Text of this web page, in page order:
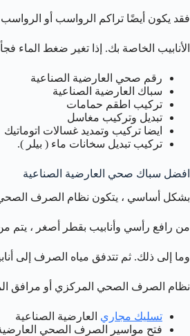
فقد يكون أيضًا تراكم الرواسب أو
الأنابيب الخاصة بك. إذا تغير ضغط
رقم صحي العارضية الصناعية
سباك العارضية الصناعية
تركيب اطقم حمامات
تبديل وتركيب مغاسل
ايضا تركيب وتمديد غسالات اتوماتيك
تركيب تبديل سخانات ماء ( بيلر ).
افضل سباك صحي العارضية الصناعية
بشكل أساسي ، يتكون نظام الصرف
من رافع رأسي وأنابيب بقطر أصغر ، يتم
وما إلى ذلك. ثم تتدفق مياه الصرف إلى
نظام الصرف الصحي المركزي أو مرافق
تسليك مجاري العارضية الصناعية
فتح مواسير الصرف الصحي